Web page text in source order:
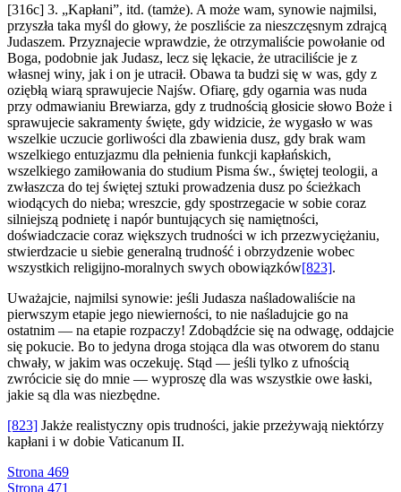
[316c] 3. „Kapłani”, itd. (tamże). A może wam, synowie najmilsi,
przyszła taka myśl do głowy, że poszliście za nieszczęsnym zdrajcą
Judaszem. Przyznajecie wprawdzie, że otrzymaliście powołanie od
Boga, podobnie jak Judasz, lecz się lękacie, że utraciliście je z
własnej winy, jak i on je utracił. Obawa ta budzi się w was, gdy z
oziębłą wiarą sprawujecie Najśw. Ofiarę, gdy ogarnia was nuda
przy odmawianiu Brewiarza, gdy z trudnością głosicie słowo Boże i
sprawujecie sakramenty święte, gdy widzicie, że wygasło w was
wszelkie uczucie gorliwości dla zbawienia dusz, gdy brak wam
wszelkiego entuzjazmu dla pełnienia funkcji kapłańskich,
wszelkiego zamiłowania do studium Pisma św., świętej teologii, a
zwłaszcza do tej świętej sztuki prowadzenia dusz po ścieżkach
wiodących do nieba; wreszcie, gdy spostrzegacie w sobie coraz
silniejszą podnietę i napór buntujących się namiętności,
doświadczacie coraz większych trudności w ich przezwyciężaniu,
stwierdzacie u siebie generalną trudność i obrzydzenie wobec
wszystkich religijno-moralnych swych obowiązków[823].
Uważajcie, najmilsi synowie: jeśli Judasza naśladowaliście na
pierwszym etapie jego niewierności, to nie naśladujcie go na
ostatnim — na etapie rozpaczy! Zdobądźcie się na odwagę, oddajcie
się pokucie. Bo to jedyna droga stojąca dla was otworem do stanu
chwały, w jakim was oczekuję. Stąd — jeśli tylko z ufnością
zwrócicie się do mnie — wyproszę dla was wszystkie owe łaski,
jakie są dla was niezbędne.
[823] Jakże realistyczny opis trudności, jakie przeżywają niektórzy
kapłani i w dobie Vaticanum II.
Strona 469
Strona 471